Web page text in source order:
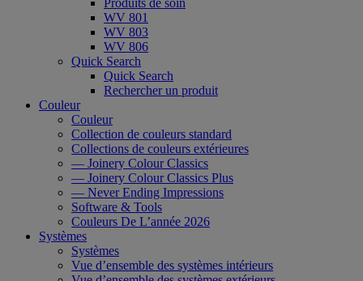
Produits de soin
WV 801
WV 803
WV 806
Quick Search
Quick Search
Rechercher un produit
Couleur
Couleur
Collection de couleurs standard
Collections de couleurs extérieures
— Joinery Colour Classics
— Joinery Colour Classics Plus
— Never Ending Impressions
Software & Tools
Couleurs De L’année 2026
Systèmes
Systèmes
Vue d’ensemble des systèmes intérieurs